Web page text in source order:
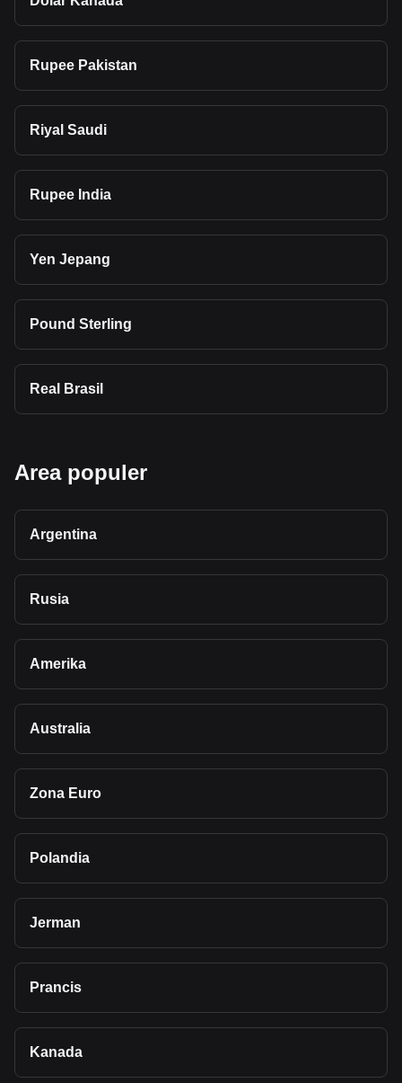
Rupee Pakistan
Riyal Saudi
Rupee India
Yen Jepang
Pound Sterling
Real Brasil
Area populer
Argentina
Rusia
Amerika
Australia
Zona Euro
Polandia
Jerman
Prancis
Kanada